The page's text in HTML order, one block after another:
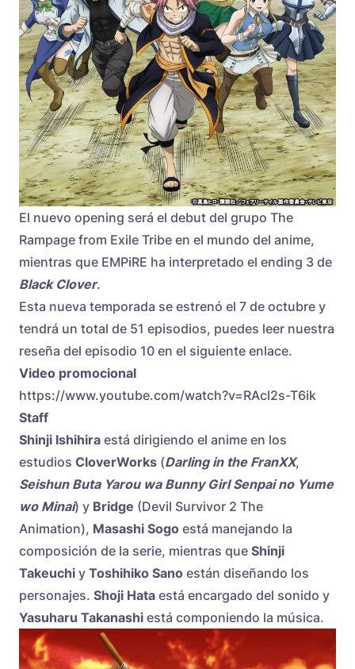
El nuevo opening será el debut del grupo The
Rampage from Exile Tribe en el mundo del anime,
mientras que EMPiRE ha interpretado el ending 3 de
Black Clover.
Esta nueva temporada se estrenó el 7 de octubre y
tendrá un total de 51 episodios, puedes leer nuestra
reseña del episodio 10 en el siguiente enlace.
Video promocional
https://www.youtube.com/watch?v=RAcl2s-T6ik
Staff
Shinji Ishihira está dirigiendo el anime en los
estudios CloverWorks (Darling in the FranXX,
Seishun Buta Yarou wa Bunny Girl Senpai no Yume
wo Minai) y Bridge (Devil Survivor 2 The
Animation), Masashi Sogo está manejando la
composición de la serie, mientras que Shinji
Takeuchi y Toshihiko Sano están diseñando los
personajes. Shoji Hata está encargado del sonido y
Yasuharu Takanashi está componiendo la música.